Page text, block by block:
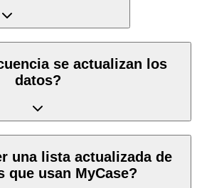
se actualizan los
datos?
una lista actualizada de
que usan MyCase?